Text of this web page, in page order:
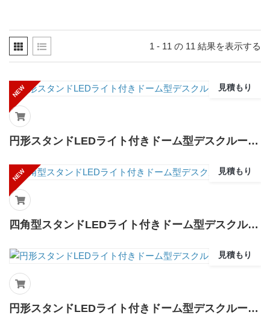
1 - 11 の 11 結果を表示する
見積もり
NEW
円形スタンドLEDライト付きドーム型デスクルーペ1601
見積もり
NEW
四角型スタンドLEDライト付きドーム型デスクルーペ1608
見積もり
円形スタンドLEDライト付きドーム型デスクルーペ DS72